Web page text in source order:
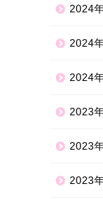
2024
2024
2024
2023
2023
2023